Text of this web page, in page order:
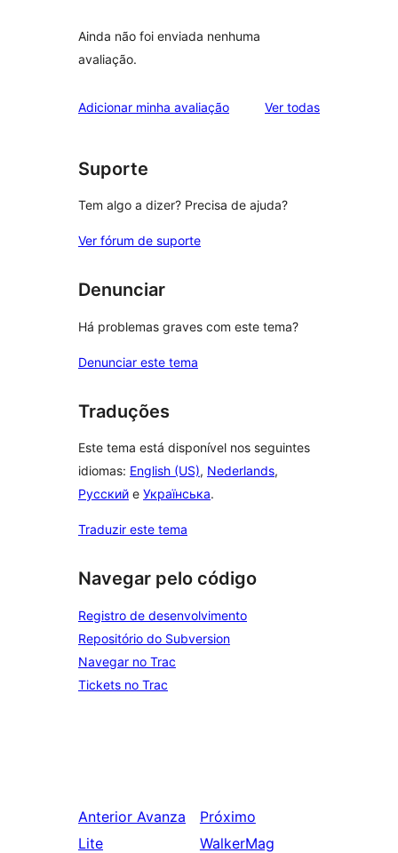
Ainda não foi enviada nenhuma
avaliação.
Adicionar minha avaliação Ver todasavaliações
Suporte
Tem algo a dizer? Precisa de ajuda?
Ver fórum de suporte
Denunciar
Há problemas graves com este tema?
Denunciar este tema
Traduções
Este tema está disponível nos seguintes
idiomas: English (US), Nederlands,
Русский e Українська.
Traduzir este tema
Navegar pelo código
Registro de desenvolvimento
Repositório do Subversion
Navegar no Trac
Tickets no Trac
Anterior Avanza
Lite
Próximo
WalkerMag